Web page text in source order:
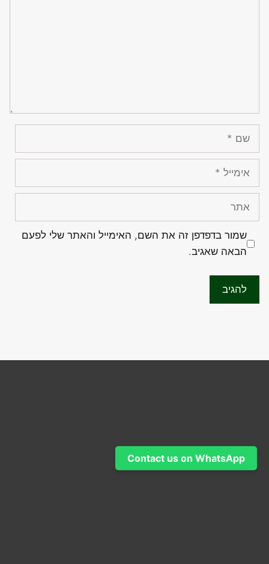
שמור בדפדפן זה את השם, האימייל והאתר שלי לפעם
הבאה שאגיב.
Contact us on WhatsApp